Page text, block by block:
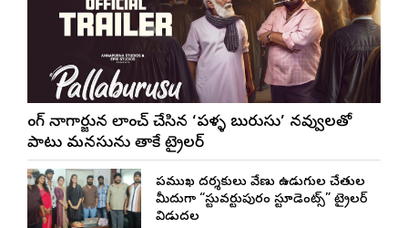
కింగ్ నాగార్జున లాంచ్ చేసిన ‘పళ్ళ బురుసు’ నవ్వులతో
పాటు మనసును తాకే ట్రైలర్
ప్రముఖ దర్శకులు వేణు ఉడుగుల చేతుల
మీదుగా “స్టువర్టుపురం స్టూడెంట్స్” ట్రైలర్
విడుదల